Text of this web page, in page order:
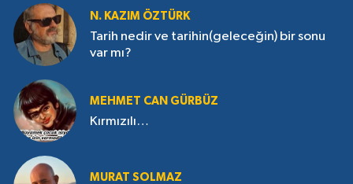
N. KAZIM ÖZTÜRK
Tarih nedir ve tarihin(geleceğin) bir sonu
var mı?
MEHMET CAN GÜRBÜZ
Kırmızılı…
MURAT SOLMAZ